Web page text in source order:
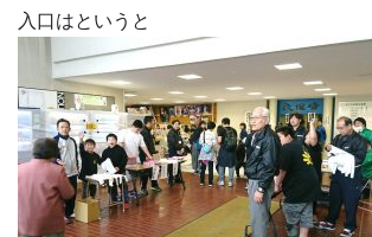
入口はというと